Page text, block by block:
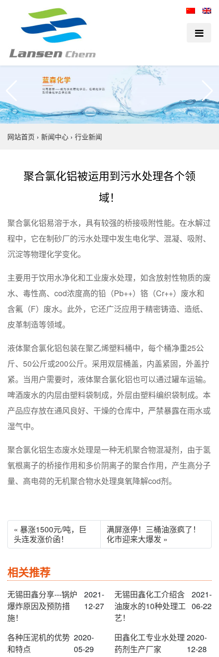
网站首页 › 新闻中心 › 行业新闻
聚合氯化铝被运用到污水处理各个领
域！
聚合氯化铝易溶于水，具有较强的桥接吸附性能。在水解过
程中，它在制砂厂的污水处理中发生电化学、混凝、吸附、
沉淀等物理化学变化。
主要用于饮用水净化和工业废水处理，如含放射性物质的废
水、毒性高、cod浓度高的铅（Pb++）铬（Cr++）废水和
含氟（F）废水。此外，它还广泛应用于精密铸造、造纸、
皮革制造等领域。
液体聚合氯化铝包装在聚乙烯塑料桶中，每个桶净重25公
斤、50公斤或200公斤。采用双层桶盖，内盖紧固，外盖拧
紧。当用户需要时，液体聚合氯化铝也可以通过罐车运输。
啤酒废水的内层由塑料袋制成，外层由塑料编织袋制成。本
产品应存放在通风良好、干燥的仓库中，严禁暴露在雨水或
湿气中。
聚合氯化铝生态废水处理是一种无机聚合物混凝剂，由于氢
氧根离子的桥接作用和多价阴离子的聚合作用，产生高分子
量、高电荷的无机聚合物水处理臭氧降解cod剂。
« 暴涨1500元/吨，巨
头连发涨价函！
满屏涨停！三桶油涨疯了！
化市迎来大爆发 »
相关推荐
无锡田鑫分享---锅炉
爆炸原因及预防措
施！
2021-
12-27
无锡田鑫化工介绍含
油废水的10种处理工
艺！
2021-
06-22
各种压泥机的优势
和特点
2020-
05-29
田鑫化工专业水处理
药剂生产厂家
2020-
12-28